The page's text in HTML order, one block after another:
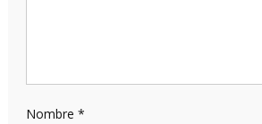
Nombre *